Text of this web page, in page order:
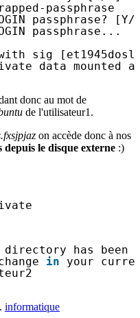
passphrase
passphrase? [Y/
passphrase...
sig
data mounted
donc au mot de
de l'utilisateur1.
on accède donc à nos
depuis le disque externe :)
has been
in
your
. informatique